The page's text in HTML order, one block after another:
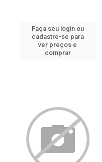
Faça seu login ou
cadastre-se para
ver preços e
comprar